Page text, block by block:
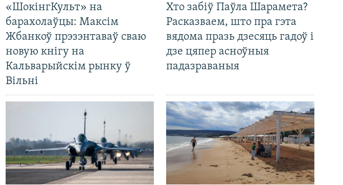
«ШокінгКульт» на
барахолаўцы: Максім
Жбанкоў прэзэнтаваў сваю
новую кнігу на
Кальварыйскім рынку ў
Вільні
Хто забіў Паўла Шарамета?
Расказваем, што пра гэта
вядома празь дзесяць гадоў і
дзе цяпер асноўныя
падазраваныя